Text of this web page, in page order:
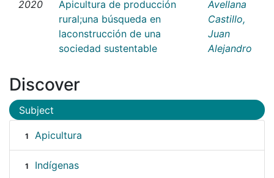
2020
Apicultura de producción
rural;una búsqueda en
laconstrucción de una
sociedad sustentable
Avellana
Castillo,
Juan
Alejandro
Discover
Subject
1 Apicultura
1 Indígenas